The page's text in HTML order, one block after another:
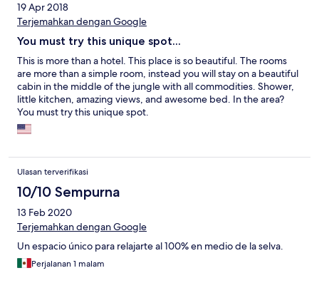
19 Apr 2018
Terjemahkan dengan Google
You must try this unique spot...
This is more than a hotel. This place is so beautiful. The rooms
are more than a simple room, instead you will stay on a beautiful
cabin in the middle of the jungle with all commodities. Shower,
little kitchen, amazing views, and awesome bed. In the area?
You must try this unique spot.
Ulasan terverifikasi
10/10 Sempurna
13 Feb 2020
Terjemahkan dengan Google
Un espacio único para relajarte al 100% en medio de la selva.
Perjalanan 1 malam